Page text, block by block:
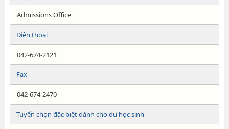
Admissions Office
Điện thoại
042-674-2121
Fax
042-674-2470
Tuyển chọn đặc biệt dành cho du học sinh